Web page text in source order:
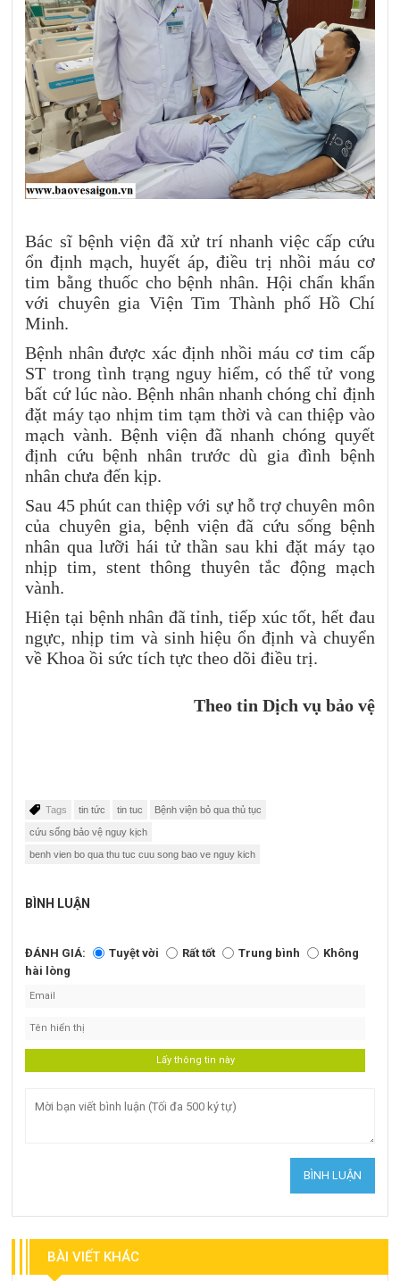
Bác sĩ bệnh viện đã xử trí nhanh việc cấp cứu
ổn định mạch, huyết áp, điều trị nhồi máu cơ
tim bằng thuốc cho bệnh nhân. Hội chẩn khẩn
với chuyên gia Viện Tim Thành phố Hồ Chí
Minh.
Bệnh nhân được xác định nhồi máu cơ tim cấp
ST trong tình trạng nguy hiểm, có thể tử vong
bất cứ lúc nào. Bệnh nhân nhanh chóng chỉ định
đặt máy tạo nhịm tim tạm thời và can thiệp vào
mạch vành. Bệnh viện đã nhanh chóng quyết
định cứu bệnh nhân trước dù gia đình bệnh
nhân chưa đến kịp.
Sau 45 phút can thiệp với sự hỗ trợ chuyên môn
của chuyên gia, bệnh viện đã cứu sống bệnh
nhân qua lưỡi hái tử thần sau khi đặt máy tạo
nhịp tim, stent thông thuyên tắc động mạch
vành.
Hiện tại bệnh nhân đã tỉnh, tiếp xúc tốt, hết đau
ngực, nhịp tim và sinh hiệu ổn định và chuyển
về Khoa ồi sức tích tực theo dõi điều trị.
Theo tin Dịch vụ bảo vệ
Tags tin tức tin tuc Bệnh viện bỏ qua thủ tục
cứu sống bảo vệ nguy kịch
benh vien bo qua thu tuc cuu song bao ve nguy kich
BÌNH LUẬN
ĐÁNH GIÁ: Tuyệt vời Rất tốt Trung bình
Không
hài lòng
BÀI VIẾT KHÁC